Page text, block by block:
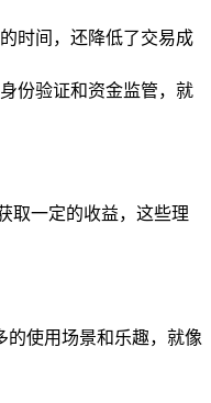
时间，还降低了交易成
份验证和资金监管，就
取一定的收益，这些理
的使用场景和乐趣，就像